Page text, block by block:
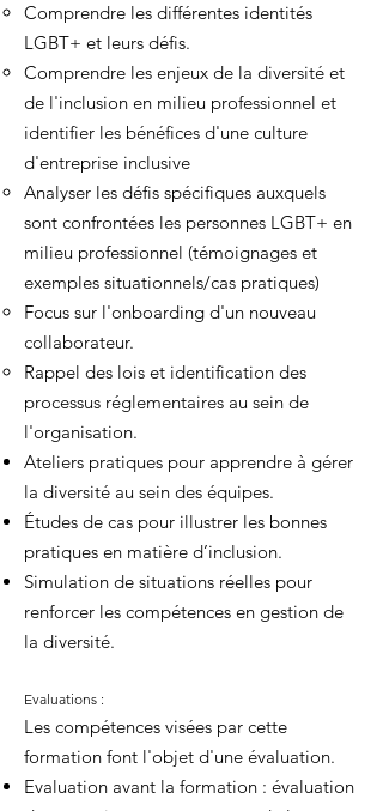
Comprendre les différentes identités
LGBT+ et leurs défis.
Comprendre les enjeux de la diversité et
de l'inclusion en milieu professionnel et
identifier les bénéfices d'une culture
d'entreprise inclusive
Analyser les défis spécifiques auxquels
sont confrontées les personnes LGBT+ en
milieu professionnel (témoignages et
exemples situationnels/cas pratiques)
Focus sur l'onboarding d'un nouveau
collaborateur.
Rappel des lois et identification des
processus réglementaires au sein de
l'organisation.
Ateliers pratiques pour apprendre à gérer
la diversité au sein des équipes.
Études de cas pour illustrer les bonnes
pratiques en matière d’inclusion.
Simulation de situations réelles pour
renforcer les compétences en gestion de
la diversité.
Evaluations :
Les compétences visées par cette
formation font l'objet d'une évaluation.
Evaluation avant la formation : évaluation